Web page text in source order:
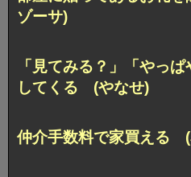
ゾーサ)
「見てみる？」「やっ
してくる (やなせ)
仲介手数料で家買える